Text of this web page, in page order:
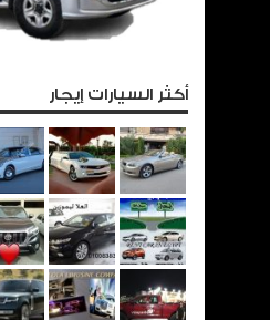
أكثر السيارات إيجار